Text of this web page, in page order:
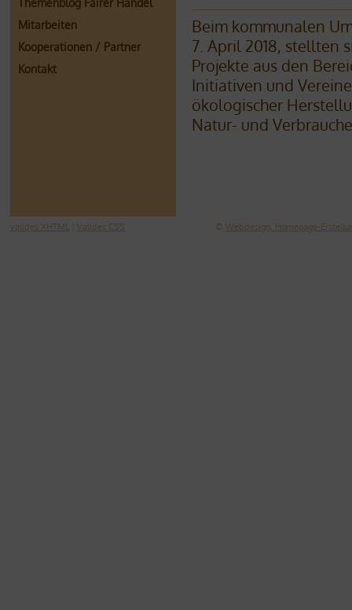
Mitarbeiten
Kooperationen / Partner
Kontakt
Beim kommunalen
7. April 2018, stellten
Projekte aus den
Initiativen und
ökologischer
Natur- und
valides XHTML Valides CSS © Webdesign, Homepage-